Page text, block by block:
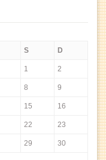
S D
1 2
8 9
15 16
22 23
29 30